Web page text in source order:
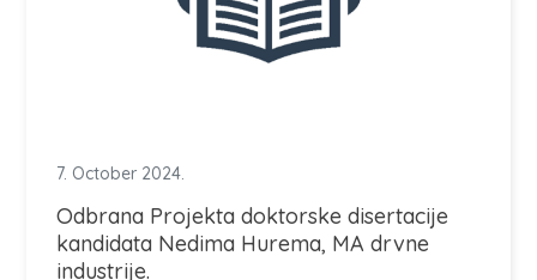
7. October 2024.
Odbrana Projekta doktorske disertacije
kandidata Nedima Hurema, MA drvne
industrije.